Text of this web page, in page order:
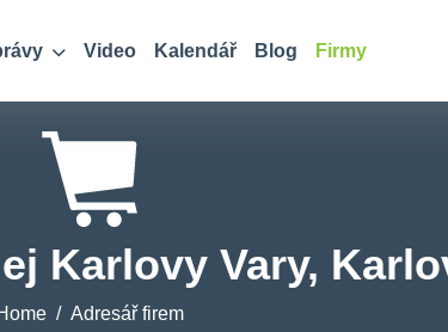
Video Kalendář Blog Firmy
Karlovy Vary,
Adresář firem